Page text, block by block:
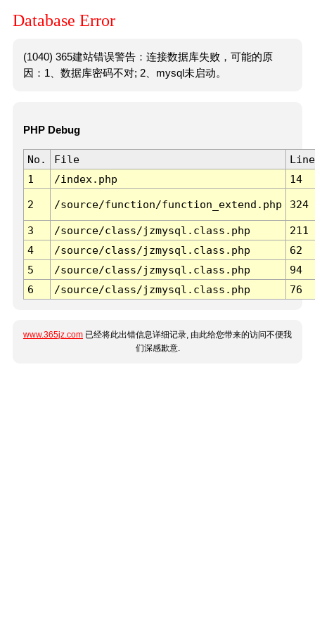
Database Error
(1040) 365建站错误警告：连接数据库失败，可能的原
因：1、数据库密码不对; 2、mysql未启动。
PHP Debug
No. File
Line
1
/index.php 14
2 /source/function/function_extend.php 324
3 /source/class/jzmysql.class.php
211
4
/source/class/jzmysql.class.php
62
5
/source/class/jzmysql.class.php
94
6
/source/class/jzmysql.class.php 76
www.365jz.com 已经将此出错信息详细记录, 由此给您带来的访问不便我
们深感歉意.